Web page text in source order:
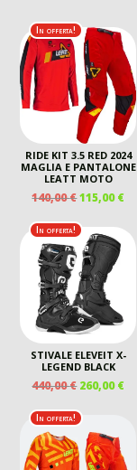
In offerta!
RIDE KIT 3.5 RED 2024
MAGLIA E PANTALONE
LEATT MOTO
140,00€IL
ORIGINALE
ERA:
140,00 €.
115,00€IL
È:
In offerta!
STIVALE ELEVEIT X-
LEGEND BLACK
440,00€ IL
ORIGINALE
ERA:
440,00 €.
260,00€IL
In offerta!